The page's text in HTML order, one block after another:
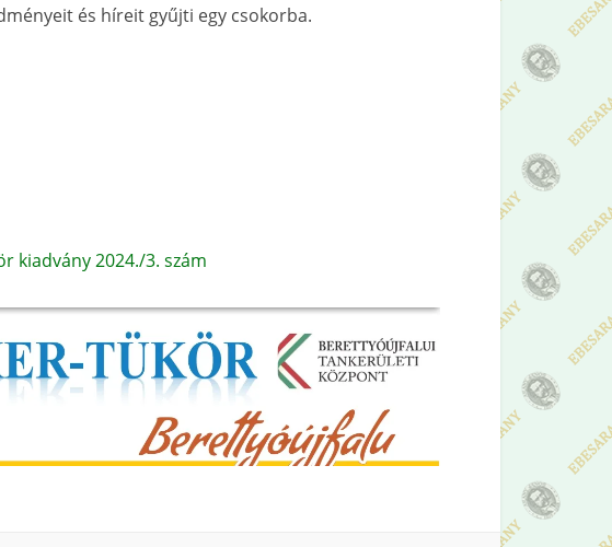
és híreit gyűjti egy csokorba.
kiadvány 2024./3. szám